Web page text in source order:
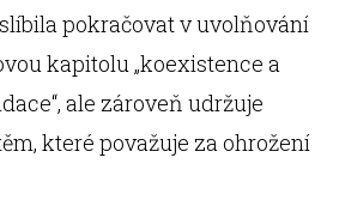
pokračovat v uvolňování
kapitolu „koexistence a
ale zároveň udržuje
které považuje za ohrožení